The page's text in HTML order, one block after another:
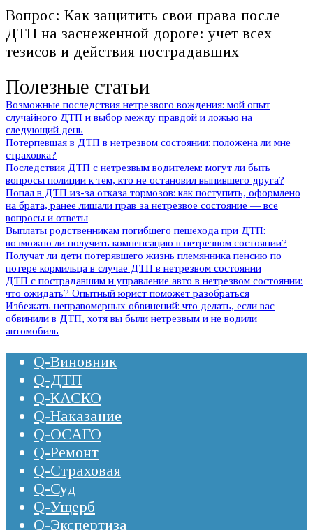
Вопрос: Как защитить свои права после
ДТП на заснеженной дороге: учет всех
тезисов и действия пострадавших
Полезные статьи
Возможные последствия нетрезвого вождения: мой опыт
случайного ДТП и выбор между правдой и ложью на
следующий день
Потерпевшая в ДТП в нетрезвом состоянии: положена ли мне
страховка?
Последствия ДТП с нетрезвым водителем: могут ли быть
вопросы полиции к тем, кто не остановил выпившего друга?
Попал в ДТП из-за отказа тормозов: как поступить, оформлено
на брата, ранее лишали прав за нетрезвое состояние — все
вопросы и ответы
Выплаты родственникам погибшего пешехода при ДТП:
возможно ли получить компенсацию в нетрезвом состоянии?
Получат ли дети потерявшего жизнь племянника пенсию по
потере кормильца в случае ДТП в нетрезвом состоянии
ДТП с пострадавшим и управление авто в нетрезвом состоянии:
что ожидать? Опытный юрист поможет разобраться
Избежать неправомерных обвинений: что делать, если вас
обвинили в ДТП, хотя вы были нетрезвым и не водили
автомобиль
Q-Виновник
Q-ДТП
Q-КАСКО
Q-Наказание
Q-ОСАГО
Q-Ремонт
Q-Страховая
Q-Суд
Q-Ущерб
Q-Экспертиза